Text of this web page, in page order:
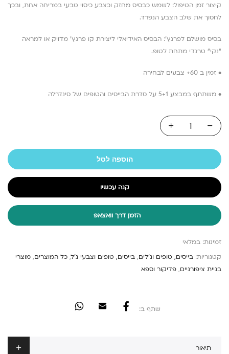
קיצור זמן הטיפול: לשמש כבסיס מחזק וכצבע כיסוי טבעי במריחה אחת, ובכך
לחסוך את שלב הצבע הנפרד.
בסיס מושלם לפרנץ’: הבסיס האידיאלי ליצירת קו פרנץ’ מדויק או למראה
“נקי” טרנדי מתחת לטופ.
• זמין ב 60+ צבעים לבחירה
• משתתף במבצע 5+1 על סדרת הבייסים והטופים של סינדרלה
הוספה לסל
קנה עכשיו
הזמן דרך וואצאפ
זמינות: במלאי
קטגוריות: בייסים, טופים וג'לים, בייסים, טופים וצבעי ג'ל, כל המוצרים, מוצרי
בניית ציפורניים, פדיקור וספא
שתף ב:
תיאור